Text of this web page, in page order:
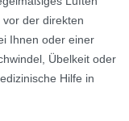
der direkten
Ihnen oder einer
Übelkeit oder
Hilfe in